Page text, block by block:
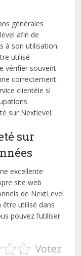
générales
afin de
à son utilisation.
utilisé
vérifier souvent
correctement.
clientèle si
sur Nextlevel.
sur
excellente
site web
de NextLevel
être utilisé dans
pouvez l’utiliser
Votez